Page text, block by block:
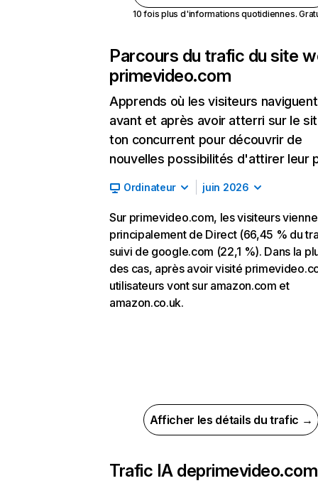
10 fois plus d'informations quotidiennes.
Parcours du trafic du site
primevideo.com
Apprends où les visiteurs naviguent
avant et après avoir atterri sur le
ton concurrent pour découvrir de
nouvelles possibilités d'attirer leur
Ordinateur juin 2026
Sur primevideo.com, les visiteurs
principalement de Direct (66,45 % du
suivi de google.com (22,1 %). Dans la
des cas, après avoir visité
utilisateurs vont sur amazon.com et
amazon.co.uk.
Afficher les détails du trafic →
Trafic IA deprimevideo.com